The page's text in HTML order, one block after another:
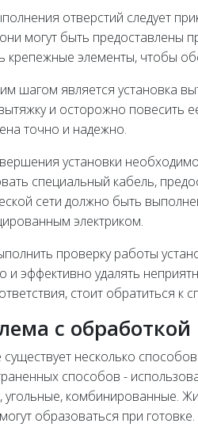
отверстий следует
могут быть предоставлены
крепежные элементы, чтобы
шагом является установка
и осторожно повесить
точно и надежно.
установки
специальный кабель,
сети должно быть
электриком.
проверку работы
и эффективно удалять
стоит обратиться
с
несколько
способов -
комбинированные.
образоваться при